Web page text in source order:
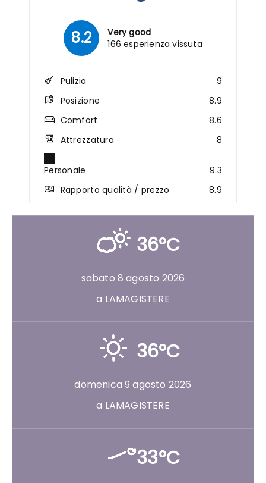
8.2
Very good
166 esperienza vissuta
Pulizia
9
Posizione
8.9
Comfort
8.6
Attrezzatura
8
Personale
9.3
Rapporto qualità / prezzo
8.9
36°C
sabato 8 agosto 2026
a LAMAGISTERE
36°C
domenica 9 agosto 2026
a LAMAGISTERE
33°C